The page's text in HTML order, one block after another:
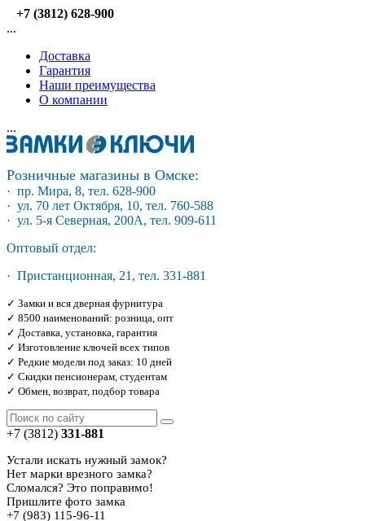
+7 (3812) 628-900
...
Доставка
Гарантия
Наши преимущества
О компании
...
Розничные магазины в Омске:
· пр. Мира, 8, тел. 628-900
· ул. 70 лет Октября, 10, тел. 760-588
· ул. 5-я Северная, 200А, тел. 909-611
Оптовый отдел:
· Пристанционная, 21, тел. 331-881
✓ Замки и вся дверная фурнитура
✓ 8500 наименований: розница, опт
✓ Доставка, установка, гарантия
✓ Изготовление ключей всех типов
✓ Редкие модели под заказ: 10 дней
✓ Скидки пенсионерам, студентам
✓ Обмен, возврат, подбор товара
+7 (3812) 331-881
Устали искать нужный замок?
Нет марки врезного замка?
Сломался? Это поправимо!
Пришлите фото замка
+7 (983) 115-96-11